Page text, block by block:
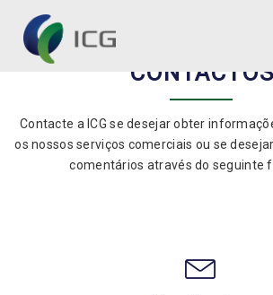
CONTACTOS
Contacte a ICG se desejar obter
os nossos serviços comerciais ou se
comentários através do seguinte